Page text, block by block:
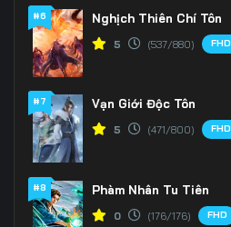
#6 Nghịch Thiên Chí Tôn
5 (537/880) FHD
#7 Vạn Giới Độc Tôn
5 (471/800) FHD
#8 Phàm Nhân Tu Tiên
0 (176/176) FHD